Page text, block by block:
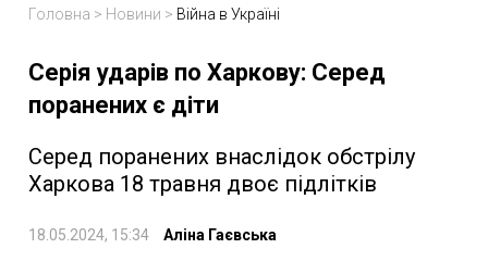
Головна > Новини > Війна в Україні
Серія ударів по Харкову: Серед
поранених є діти
Серед поранених внаслідок обстрілу
Харкова 18 травня двоє підлітків
18.05.2024, 15:34 Аліна Гаєвська